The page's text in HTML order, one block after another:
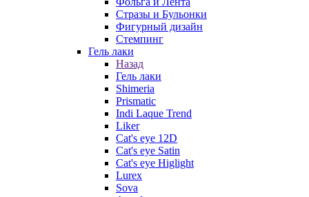
Стразы и Бульонки
Фигурный дизайн
Стемпинг
Гель лаки
Назад
Гель лаки
Shimeria
Prismatic
Indi Laque Trend
Liker
Cat's eye 12D
Cat's eye Satin
Cat's eye Higlight
Lurex
Sova